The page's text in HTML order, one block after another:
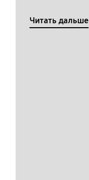
Читать дальше